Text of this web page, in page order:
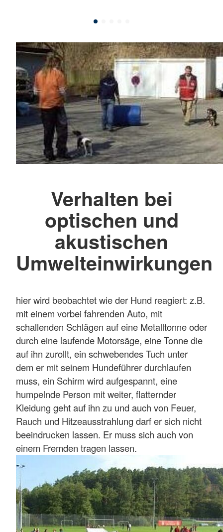
Verhalten bei
optischen und
akustischen
Umwelteinwirkungen
hier wird beobachtet wie der Hund reagiert: z.B.
mit einem vorbei fahrenden Auto, mit
schallenden Schlägen auf eine Metalltonne oder
durch eine laufende Motorsäge, eine Tonne die
auf ihn zurollt, ein schwebendes Tuch unter
dem er mit seinem Hundeführer durchlaufen
muss, ein Schirm wird aufgespannt, eine
humpelnde Person mit weiter, flatternder
Kleidung geht auf ihn zu und auch von Feuer,
Rauch und Hitzeausstrahlung darf er sich nicht
beeindrucken lassen. Er muss sich auch von
einem Fremden tragen lassen.